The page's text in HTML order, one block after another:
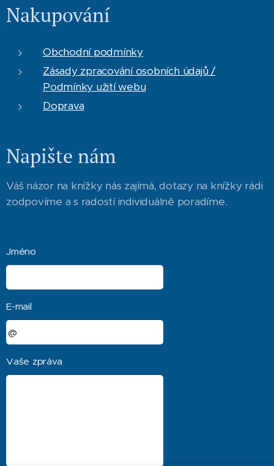
Nakupování
Obchodní podmínky
Zásady zpracování osobních údajů /
Podmínky užití webu
Doprava
Napište nám
Váš názor na knížky nás zajímá, dotazy na knížky rádi
zodpovíme a s radostí individuálně poradíme.
Jméno
E-mail
Vaše zpráva